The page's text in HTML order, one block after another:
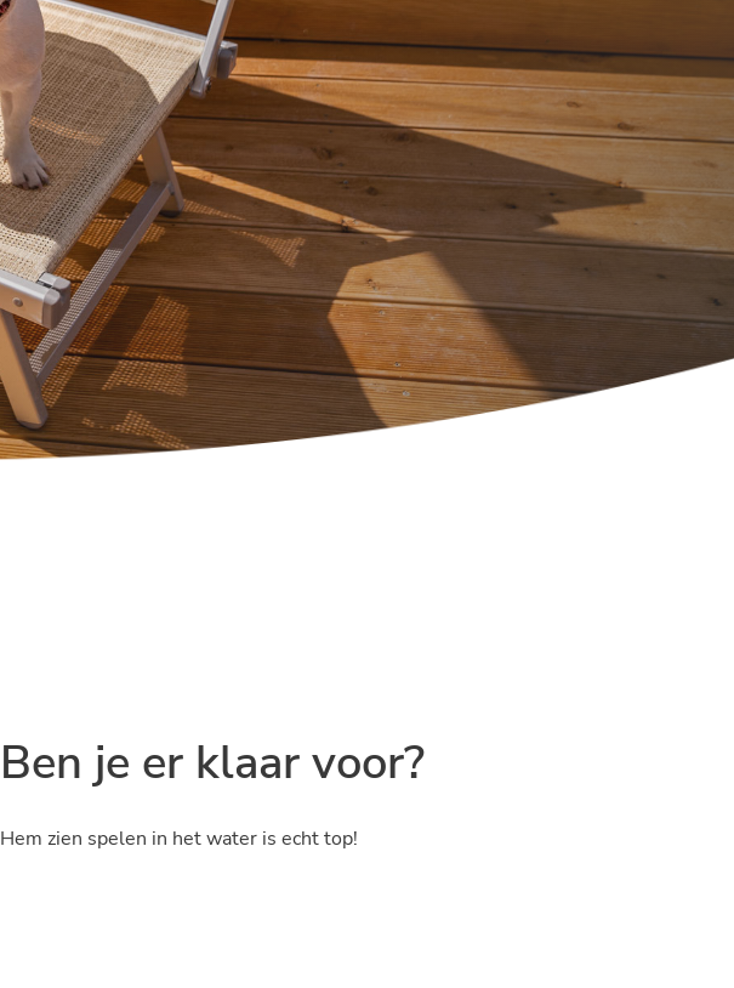
Ben je er klaar voor?
Hem zien spelen in het water is echt top!